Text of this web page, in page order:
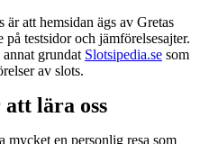
att hemsidan ägs av Gretas
testsidor och jämförelsesajter.
grundat Slotsipedia.se som
av slots.
lära oss
mycket en personlig resa som